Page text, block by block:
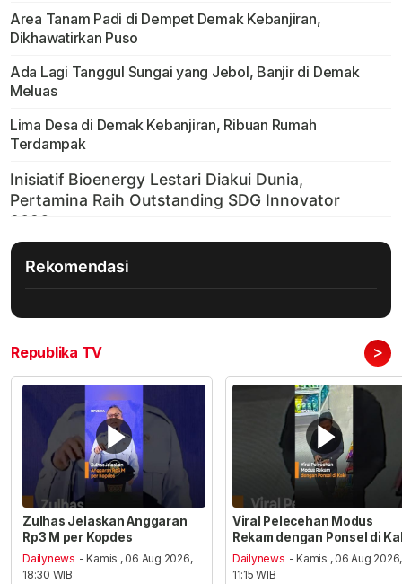
Area Tanam Padi di Dempet Demak Kebanjiran,
Dikhawatirkan Puso
Ada Lagi Tanggul Sungai yang Jebol, Banjir di Demak
Meluas
Lima Desa di Demak Kebanjiran, Ribuan Rumah
Terdampak
Rekomendasi
Republika TV >
Zulhas Jelaskan Anggaran
Rp3 M per Kopdes
Dailynews - Kamis , 06 Aug 2026,
18:30 WIB
Viral Pelecehan Modus
Rekam dengan Ponsel di
Dailynews - Kamis , 06 Aug 2026,
11:15 WIB